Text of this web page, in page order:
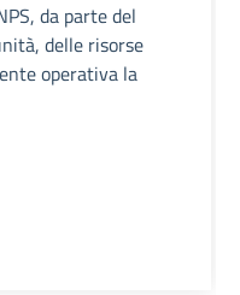
da parte del
delle risorse
operativa la